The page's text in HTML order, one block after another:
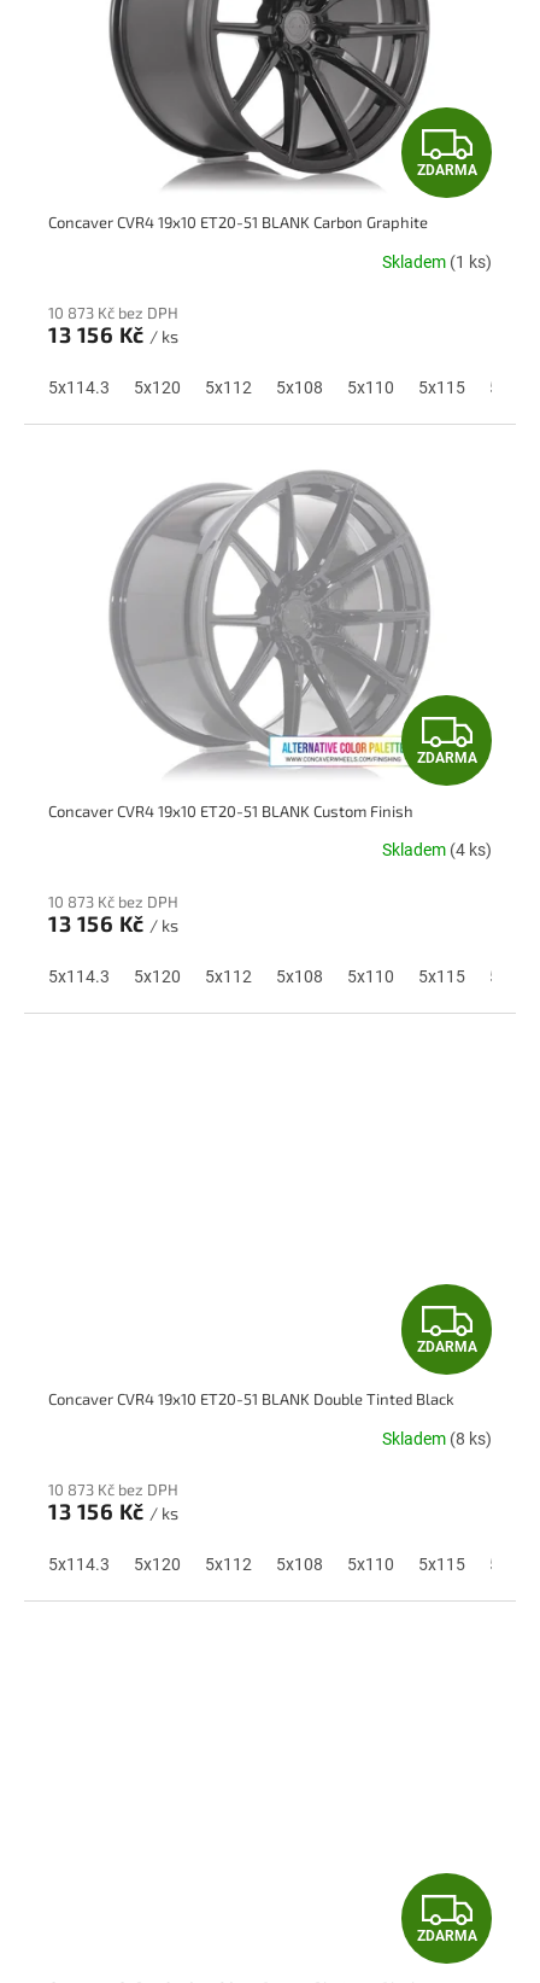
Z
D
A
A
ZDARMA
Concaver CVR4 19x10 ET20-51 BLANK Carbon Graphite
Skladem (1 ks)
10 873 Kč bez DPH
13 156 Kč / ks
5x114.3 5x120 5x112 5x108 5x110 5x115 5x118
Z
D
A
A
ZDARMA
Concaver CVR4 19x10 ET20-51 BLANK Custom Finish
Skladem (4 ks)
10 873 Kč bez DPH
13 156 Kč / ks
5x114.3 5x120 5x112 5x108 5x110 5x115 5x118
Z
D
A
A
ZDARMA
Concaver CVR4 19x10 ET20-51 BLANK Double Tinted Black
Skladem (8 ks)
10 873 Kč bez DPH
13 156 Kč / ks
5x114.3 5x120 5x112 5x108 5x110 5x115 5x118
Z
D
ZDARMA